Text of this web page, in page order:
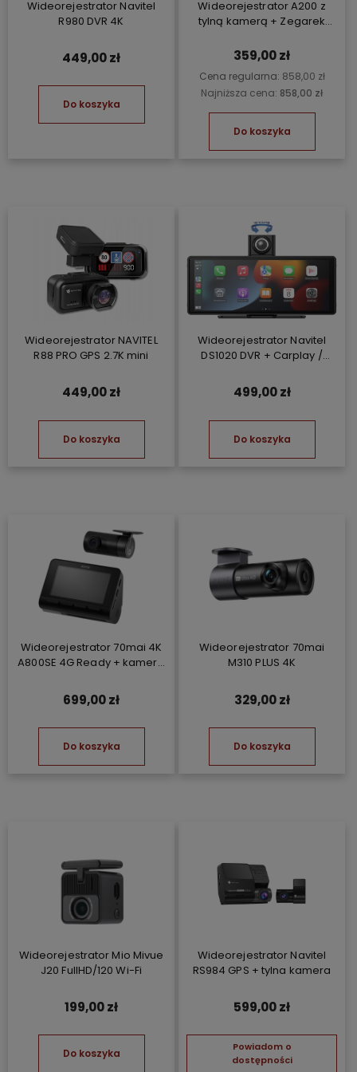
Wideorejestrator Navitel
R980 DVR 4K
449,00 zł
Do koszyka
Wideorejestrator A200 z
tylną kamerą + Zegarek
359,00 zł
Cena regularna: 858,00 zł
Najniższa cena: 858,00 zł
Do koszyka
Wideorejestrator NAVITEL
R88 PRO GPS 2.7K mini
449,00 zł
Do koszyka
Wideorejestrator Navitel
DS1020 DVR + Carplay /
tylnia
499,00 zł
Do koszyka
Wideorejestrator 70mai 4K
A800SE 4G Ready + kamera
699,00 zł
Do koszyka
Wideorejestrator 70mai
M310 PLUS 4K
329,00 zł
Do koszyka
Wideorejestrator Mio Mivue
J20 FullHD/120 Wi-Fi
199,00 zł
Do koszyka
Wideorejestrator Navitel
RS984 GPS + tylna kamera
599,00 zł
Powiadom o
dostępności